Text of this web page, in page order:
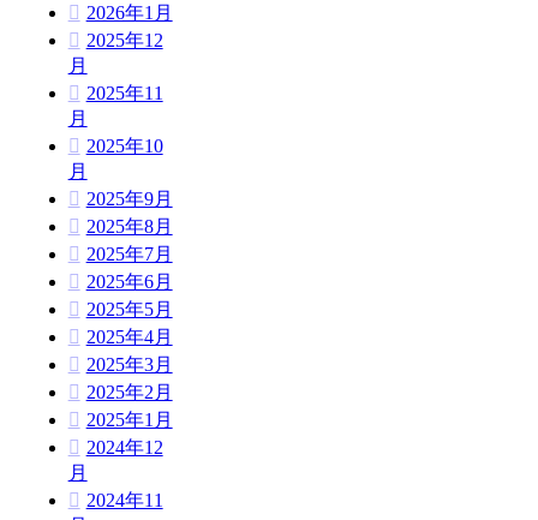
2026年1月
2025年12
月
2025年11
月
2025年10
月
2025年9月
2025年8月
2025年7月
2025年6月
2025年5月
2025年4月
2025年3月
2025年2月
2025年1月
2024年12
月
2024年11